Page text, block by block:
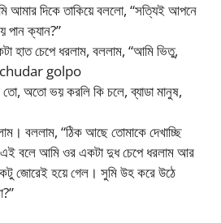
আমার দিকে তাকিয়ে বললো, “সত্যিই আপনে
পান ক্যান?”
হাত চেপে ধরলাম, বললাম, “আমি ভিতু,
chudar golpo
অতো ভয় করলি কি চলে, ব্যাডা মানুষ,
বললাম, “ঠিক আছে তোমাকে দেখাচ্ছি
বলে আমি ওর একটা দুধ চেপে ধরলাম আর
জোরেই হয়ে গেল। সুমি উহ করে উঠে